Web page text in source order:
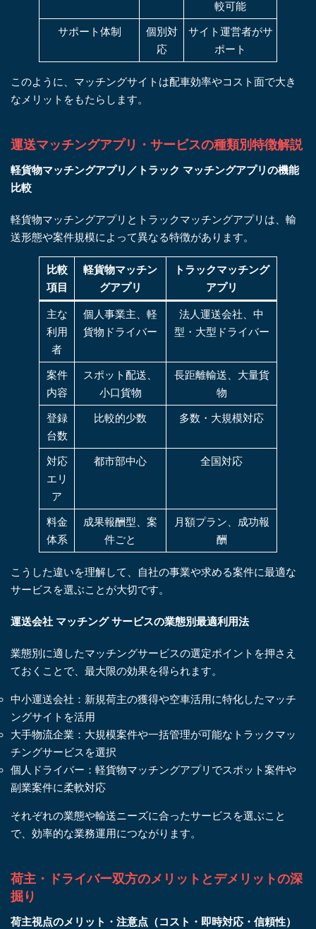
較可能
サポート体制
個別対
応
サイト運営者がサ
ポート
このように、マッチングサイトは配車効率やコスト面で大き
なメリットをもたらします。
運送マッチングアプリ・サービスの種類別特徴解説
軽貨物マッチングアプリ／トラック マッチングアプリの機能
比較
軽貨物マッチングアプリとトラックマッチングアプリは、輸
送形態や案件規模によって異なる特徴があります。
比較
項目
軽貨物マッチン
グアプリ
トラックマッチング
アプリ
主な
利用
者
個人事業主、軽
貨物ドライバー
法人運送会社、中
型・大型ドライバー
案件
内容
スポット配送、
小口貨物
長距離輸送、大量貨
物
登録
台数
比較的少数 多数・大規模対応
対応
エリ
ア
都市部中心 全国対応
料金
体系
成果報酬型、案
件ごと
月額プラン、成功報
酬
こうした違いを理解して、自社の事業や求める案件に最適な
サービスを選ぶことが大切です。
運送会社 マッチング サービスの業態別最適利用法
業態別に適したマッチングサービスの選定ポイントを押さえ
ておくことで、最大限の効果を得られます。
中小運送会社：新規荷主の獲得や空車活用に特化したマッチ
ングサイトを活用
大手物流企業：大規模案件や一括管理が可能なトラックマッ
チングサービスを選択
個人ドライバー：軽貨物マッチングアプリでスポット案件や
副業案件に柔軟対応
それぞれの業態や輸送ニーズに合ったサービスを選ぶこと
で、効率的な業務運用につながります。
荷主・ドライバー双方のメリットとデメリットの深
掘り
荷主視点のメリット・注意点（コスト・即時対応・信頼性）